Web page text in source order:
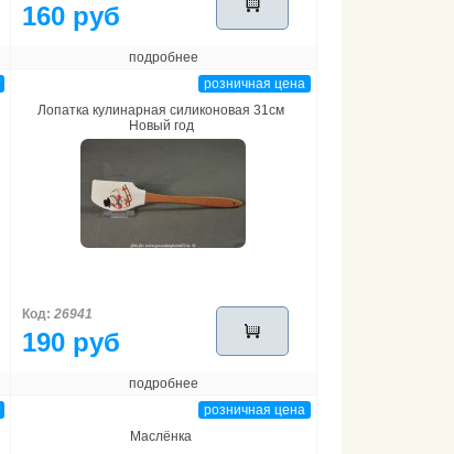
160 руб
подробнее
розничная цена
Лопатка кулинарная силиконовая 31см
Новый год
Код: 26941
190 руб
подробнее
розничная цена
Маслёнка